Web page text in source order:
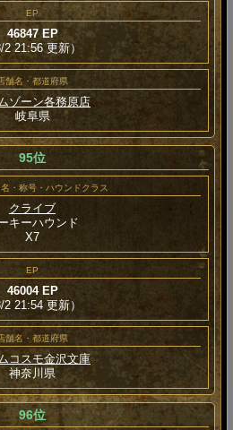
EP
46847 EP
2 21:56 更新）
舗名・都道府県
ゾーン各務原店
岐阜県
95位
・称号・ハウンドクラス
クライブ
キーハウンド
Χ7
EP
46004 EP
2 21:54 更新）
舗名・都道府県
コスモ金沢文庫
神奈川県
96位